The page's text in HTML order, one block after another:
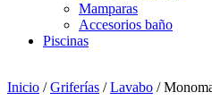
Mamparas
Accesorios baño
Piscinas
Inicio /Griferías /Lavabo /